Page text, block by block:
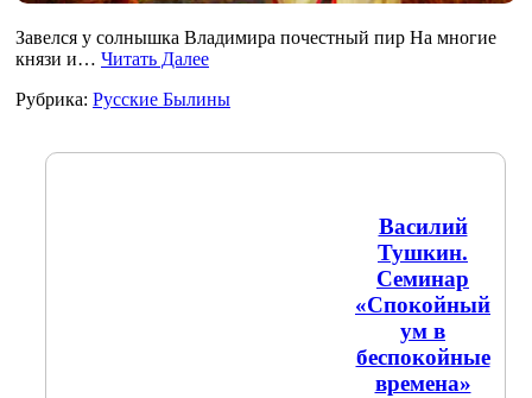
Завелся у солнышка Владимира почестный пир На многие
князи и… Читать Далее
Рубрика: Русские Былины
Василий
Тушкин.
Семинар
«Спокойный
ум в
беспокойные
времена»